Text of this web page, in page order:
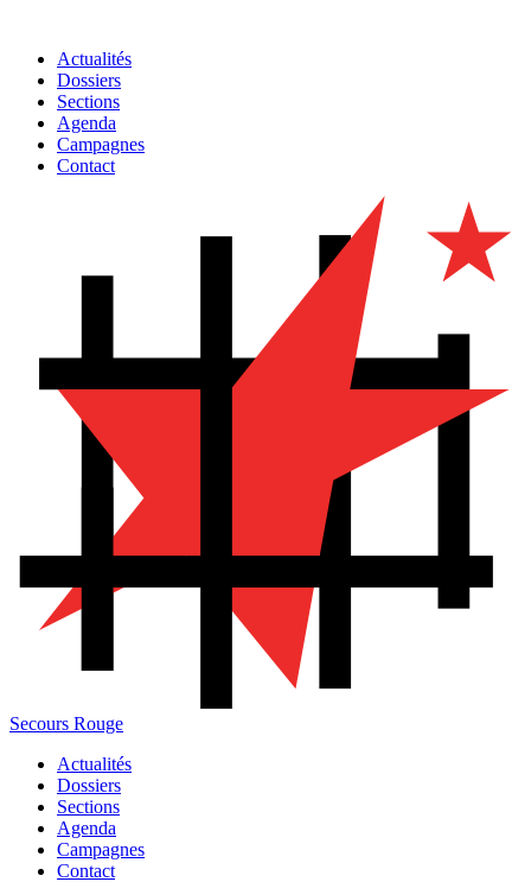
Actualités
Dossiers
Sections
Agenda
Campagnes
Contact
Secours Rouge
Actualités
Dossiers
Sections
Agenda
Campagnes
Contact